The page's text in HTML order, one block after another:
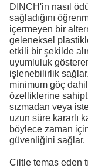
DINCH'in nasıl
sağladığını
içermeyen bir
geleneksel
etkili bir şekilde
uyumluluk
işlenebilirlik
minimum göç
özelliklerine
sızmadan veya
uzun süre kararlı
böylece zaman
güvenliğini sağlar.
Ciltle temas eden